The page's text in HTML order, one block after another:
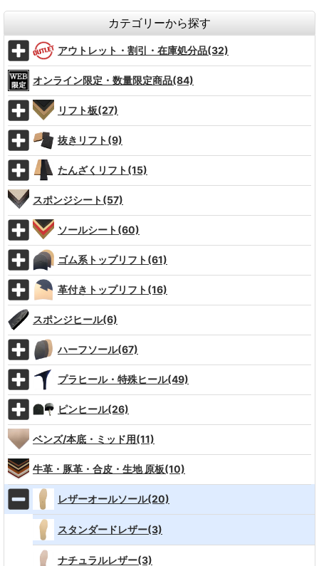
カテゴリーから探す
アウトレット・割引・在庫処分品(32)
オンライン限定・数量限定商品(84)
リフト板(27)
抜きリフト(9)
たんざくリフト(15)
スポンジシート(57)
ソールシート(60)
ゴム系トップリフト(61)
革付きトップリフト(16)
スポンジヒール(6)
ハーフソール(67)
プラヒール・特殊ヒール(49)
ピンヒール(26)
ベンズ/本底・ミッド用(11)
牛革・豚革・合皮・生地 原板(10)
レザーオールソール(20)
スタンダードレザー(3)
ナチュラルレザー(3)